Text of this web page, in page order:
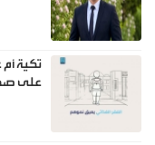
تكية أم
على